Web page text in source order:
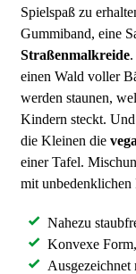
Spielspaß zu
Gummiband, eine
Straßenmalkreide
einen Wald voller
werden staunen,
Kindern steckt.
die Kleinen die
einer Tafel.
mit unbedenklichen
Nahezu
Konvexe